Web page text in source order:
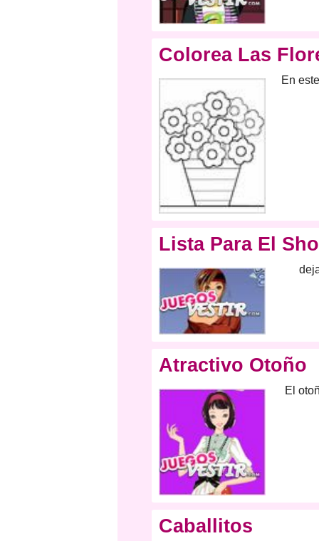
Colorea Las
En
Lista Para El
Atractivo Otoño
El
Caballitos